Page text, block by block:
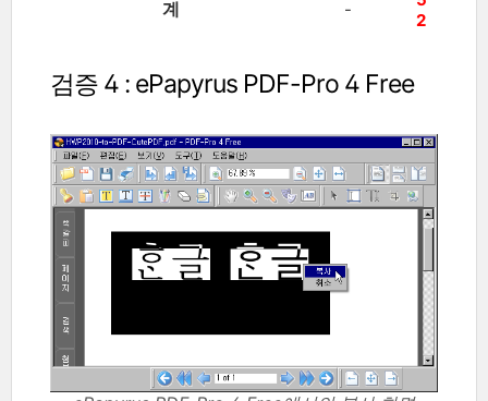
계 -
2
검증 4 : ePapyrus PDF-Pro 4 Free